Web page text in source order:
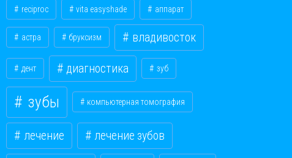
reciproc vita easyshade аппарат
астра бруксизм владивосток
дент диагностика зуб
зубы компьютерная томография
лечение лечение зубов